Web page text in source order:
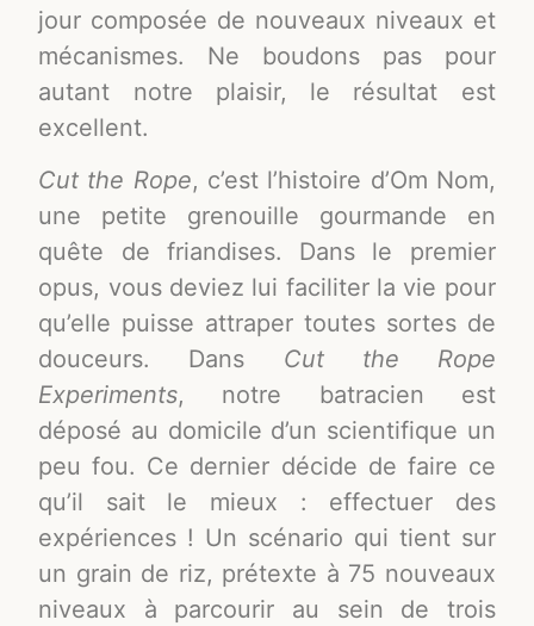
jour composée de nouveaux niveaux et
mécanismes. Ne boudons pas pour
autant notre plaisir, le résultat est
excellent.
Cut the Rope, c’est l’histoire d’Om Nom,
une petite grenouille gourmande en
quête de friandises. Dans le premier
opus, vous deviez lui faciliter la vie pour
qu’elle puisse attraper toutes sortes de
douceurs. Dans Cut the Rope
Experiments, notre batracien est
déposé au domicile d’un scientifique un
peu fou. Ce dernier décide de faire ce
qu’il sait le mieux : effectuer des
expériences ! Un scénario qui tient sur
un grain de riz, prétexte à 75 nouveaux
niveaux à parcourir au sein de trois